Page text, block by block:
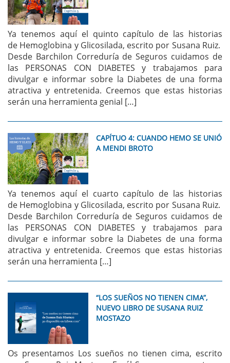
Ya tenemos aquí el quinto capítulo de las historias
de Hemoglobina y Glicosilada, escrito por Susana Ruiz.
Desde Barchilon Correduría de Seguros cuidamos de
las PERSONAS CON DIABETES y trabajamos para
divulgar e informar sobre la Diabetes de una forma
atractiva y entretenida. Creemos que estas historias
serán una herramienta genial […]
CAPÍTUO 4: CUANDO HEMO SE UNIÓ
A MENDI BROTO
Ya tenemos aquí el cuarto capítulo de las historias
de Hemoglobina y Glicosilada, escrito por Susana Ruiz.
Desde Barchilon Correduría de Seguros cuidamos de
las PERSONAS CON DIABETES y trabajamos para
divulgar e informar sobre la Diabetes de una forma
atractiva y entretenida. Creemos que estas historias
serán una herramienta […]
“LOS SUEÑOS NO TIENEN CIMA”,
NUEVO LIBRO DE SUSANA RUIZ
MOSTAZO
Os presentamos Los sueños no tienen cima, escrito